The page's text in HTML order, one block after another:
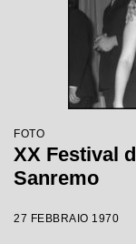
FOTO
XX Festival
Sanremo
27 FEBBRAIO 1970